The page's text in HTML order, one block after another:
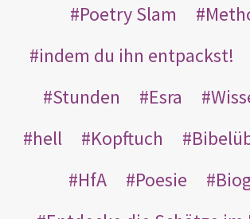
Poetry Slam
indem du ihn entpackst!
Stunden
Esra
hell
Kopftuch
HfA
Poesie